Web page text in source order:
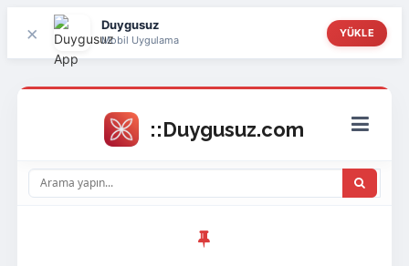
× Duygusuz
Mobil Uygulama
YÜKLE